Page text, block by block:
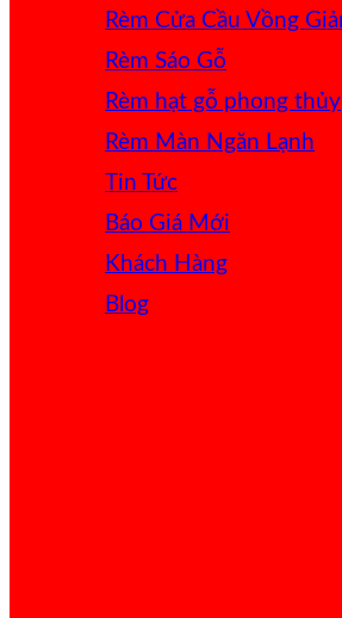
Rèm Cửa Cầu Vồng
Rèm Sáo Gỗ
Rèm hạt gỗ phong thủy
Rèm Màn Ngăn Lạnh
Tin Tức
Báo Giá
Khách Hàng
Blog